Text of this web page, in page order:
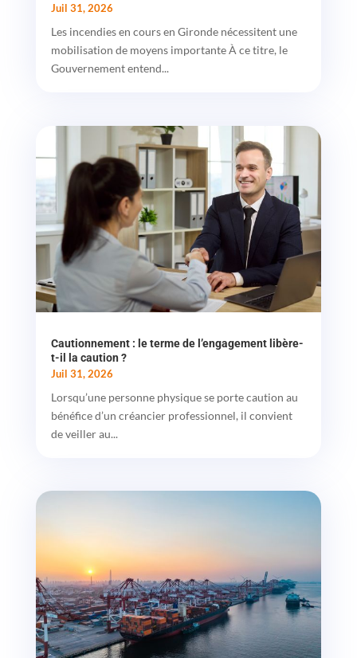
Juil 31, 2026
Les incendies en cours en Gironde nécessitent une
mobilisation de moyens importante À ce titre, le
Gouvernement entend...
Cautionnement : le terme de l’engagement libère-
t-il la caution ?
Juil 31, 2026
Lorsqu’une personne physique se porte caution au
bénéfice d’un créancier professionnel, il convient
de veiller au...